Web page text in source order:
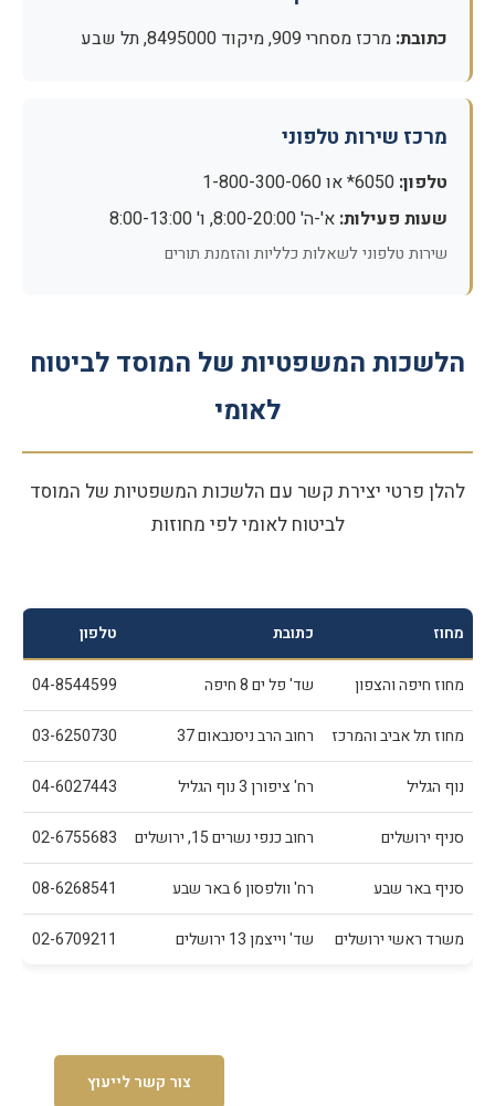
כתובת: מרכז מסחרי 909, מיקוד 8495000, תל שבע
מרכז שירות טלפוני
טלפון:
שעות פעילות: א'-ה' 8:00-20:00, ו' 8:00-13:00
שירות טלפוני לשאלות כלליות והזמנת תורים
הלשכות המשפטיות של המוסד לביטוח
לאומי
להלן פרטי יצירת קשר עם הלשכות המשפטיות של המוסד
לביטוח לאומי לפי מחוזות
מחוז כתובת טלפון
מחוז חיפה והצפון שד' פל ים 8 חיפה 04-8544599
מחוז תל אביב והמרכז רחוב הרב ניסנבאום 37 03-6250730
נוף הגליל רח' ציפורן 3 נוף הגליל 04-6027443
סניף ירושלים רחוב כנפי נשרים 15, ירושלים 02-6755683
סניף באר שבע רח' וולפסון 6 באר שבע 08-6268541
משרד ראשי ירושלים שד' וייצמן 13 ירושלים 02-6709211
צור קשר לייעוץ